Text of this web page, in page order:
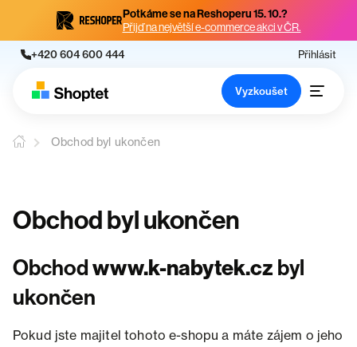
Potkáme se na Reshoperu 15. 10.?
Přijď na největší e-commerce akci v ČR.
+420 604 600 444 Přihlásit
Vyzkoušet
Obchod byl ukončen
Obchod byl ukončen
Obchodwww.k-nabytek.cz byl
ukončen
Pokud jste majitel tohoto e-shopu a máte zájem o jeho